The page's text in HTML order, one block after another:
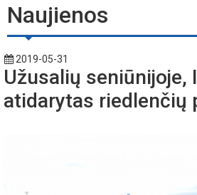
Naujienos
2019-05-31
Užusalių seniūnijoje,
atidarytas riedlenčių